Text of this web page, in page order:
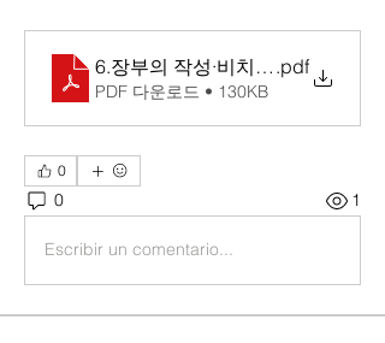
6.장부의 작성·비치 의무 불이행 등
.pdf
PDF 다운로드 • 130KB
0
0 1
Escribir un comentario...